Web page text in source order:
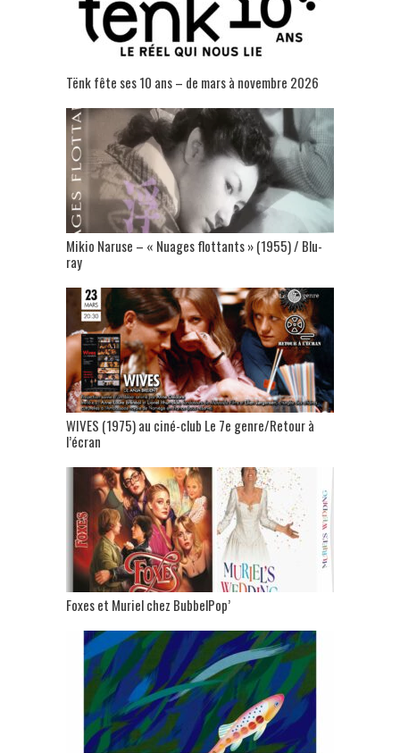
Tënk fête ses 10 ans – de mars à novembre 2026
Mikio Naruse – « Nuages flottants » (1955) / Blu-
ray
WIVES (1975) au ciné-club Le 7e genre/Retour à
l’écran
Foxes et Muriel chez BubbelPop’